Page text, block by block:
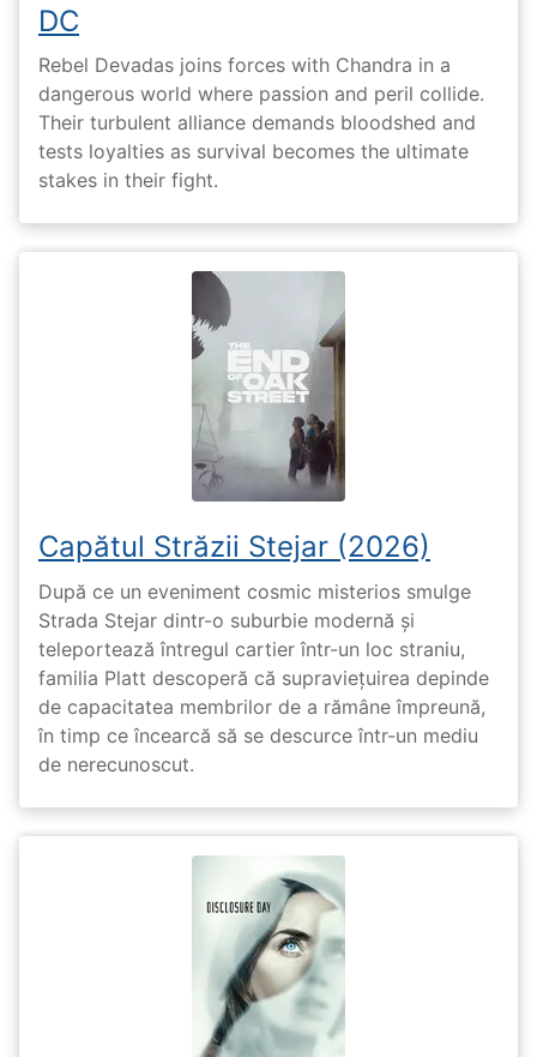
DC
Rebel Devadas joins forces with Chandra in a
dangerous world where passion and peril collide.
Their turbulent alliance demands bloodshed and
tests loyalties as survival becomes the ultimate
stakes in their fight.
Capătul Străzii Stejar (2026)
După ce un eveniment cosmic misterios smulge
Strada Stejar dintr-o suburbie modernă și
teleportează întregul cartier într-un loc straniu,
familia Platt descoperă că supraviețuirea depinde
de capacitatea membrilor de a rămâne împreună,
în timp ce încearcă să se descurce într-un mediu
de nerecunoscut.